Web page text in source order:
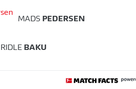
MADS PEDERSEN
RIDLE BAKU